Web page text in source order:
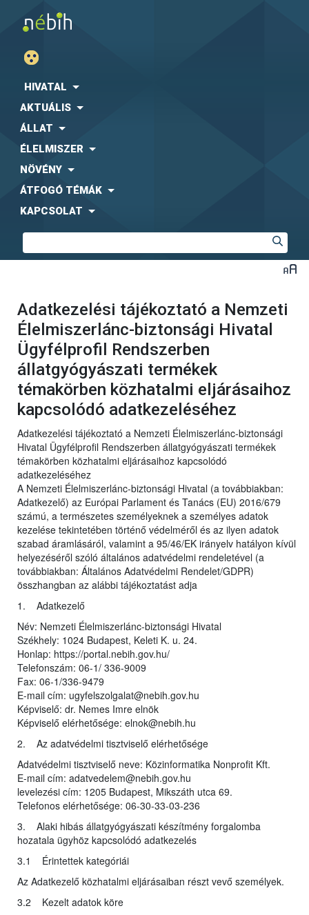
HIVATAL
AKTUÁLIS
ÁLLAT
ÉLELMISZER
NÖVÉNY
ÁTFOGÓ TÉMÁK
KAPCSOLAT
Adatkezelési tájékoztató a Nemzeti
Élelmiszerlánc-biztonsági Hivatal
Ügyfélprofil Rendszerben
állatgyógyászati termékek
témakörben közhatalmi eljárásaihoz
kapcsolódó adatkezeléséhez
Adatkezelési tájékoztató a Nemzeti Élelmiszerlánc-biztonsági
Hivatal Ügyfélprofil Rendszerben állatgyógyászati termékek
témakörben közhatalmi eljárásaihoz kapcsolódó
adatkezeléséhez
A Nemzeti Élelmiszerlánc-biztonsági Hivatal (a továbbiakban:
Adatkezelő) az Európai Parlament és Tanács (EU) 2016/679
számú, a természetes személyeknek a személyes adatok
kezelése tekintetében történő védelméről és az ilyen adatok
szabad áramlásáról, valamint a 95/46/EK irányelv hatályon kívül
helyezéséről szóló általános adatvédelmi rendeletével (a
továbbiakban: Általános Adatvédelmi Rendelet/GDPR)
összhangban az alábbi tájékoztatást adja
1. Adatkezelő
Név: Nemzeti Élelmiszerlánc-biztonsági Hivatal
Székhely: 1024 Budapest, Keleti K. u. 24.
Honlap: https://portal.nebih.gov.hu/
Telefonszám: 06-1/ 336-9009
Fax: 06-1/336-9479
E-mail cím: ugyfelszolgalat@nebih.gov.hu
Képviselő: dr. Nemes Imre elnök
Képviselő elérhetősége: elnok@nebih.hu
2. Az adatvédelmi tisztviselő elérhetősége
Adatvédelmi tisztviselő neve: Közinformatika Nonprofit Kft.
E-mail cím: adatvedelem@nebih.gov.hu
levelezési cím: 1205 Budapest, Mikszáth utca 69.
Telefonos elérhetősége: 06-30-33-03-236
3. Alaki hibás állatgyógyászati készítmény forgalomba
hozatala ügyhöz kapcsolódó adatkezelés
3.1 Érintettek kategóriái
Az Adatkezelő közhatalmi eljárásaiban részt vevő személyek.
3.2 Kezelt adatok köre